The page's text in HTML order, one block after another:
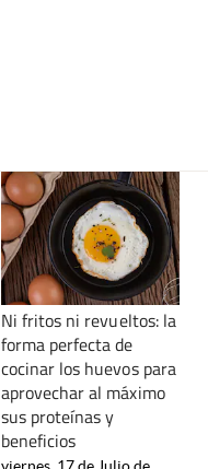
Ni fritos ni revueltos: la
forma perfecta de
cocinar los huevos para
aprovechar al máximo
sus proteínas y
beneficios